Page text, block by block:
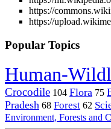
https://
https://
Popular Topics
Human-
Crocodile 104 Flora 75
Pradesh 68 Forest 62
Environment, Forests and